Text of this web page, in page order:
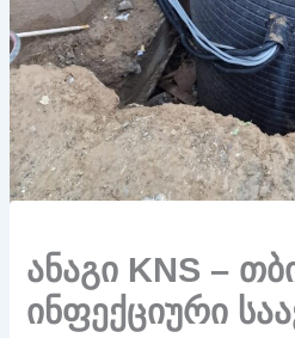
ანაგი KNS –
ინფექციური